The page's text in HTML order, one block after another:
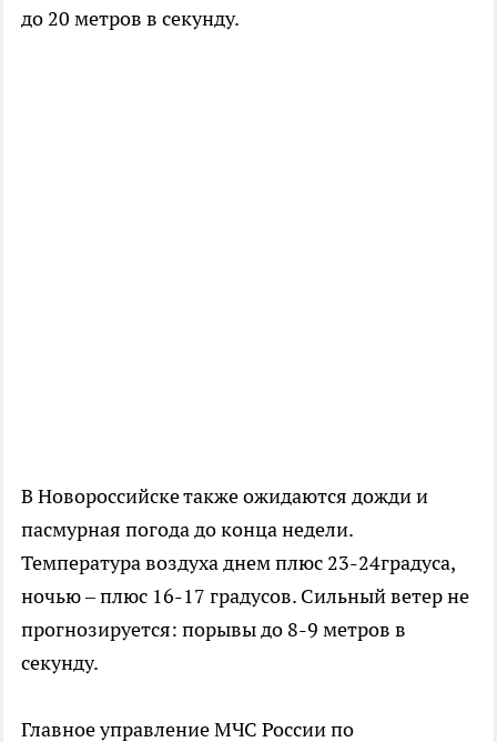
до 20 метров в секунду.
В Новороссийске также ожидаются дожди и
пасмурная погода до конца недели.
Температура воздуха днем плюс 23-24градуса,
ночью – плюс 16-17 градусов. Сильный ветер не
прогнозируется: порывы до 8-9 метров в
секунду.
Главное управление МЧС России по